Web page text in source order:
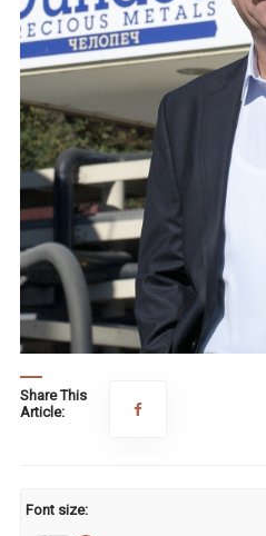
Share This
Article:
Font size: